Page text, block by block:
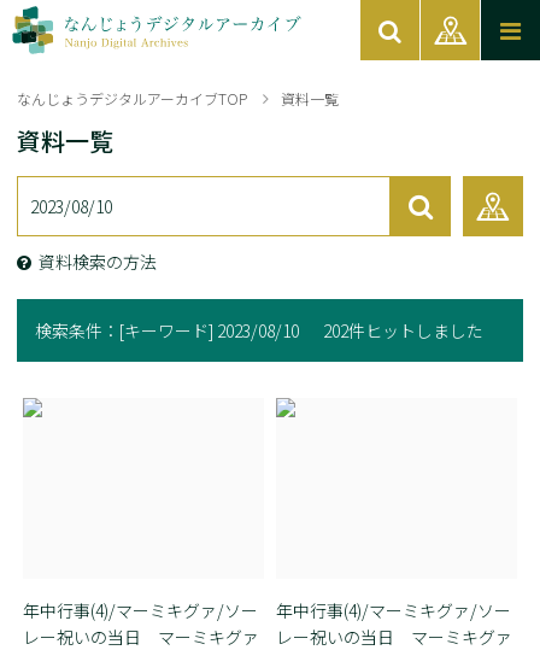
なんじょうデジタルアーカイブTOP 資料一覧
資料一覧
資料検索の方法
検索条件： [キーワード] 2023/08/10 202件ヒットしました
年中行事(4)/マーミキグァ/ソー
レー祝いの当日 マーミキグァ
年中行事(4)/マーミキグァ/ソー
レー祝いの当日 マーミキグァ